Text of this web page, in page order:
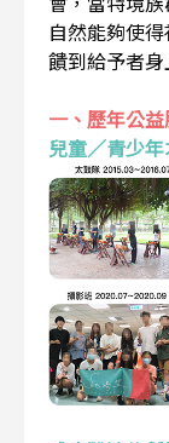
自然能夠使
饋到給予者
一、歷年公
兒童／青少